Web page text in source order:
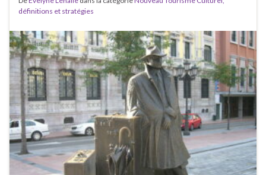
définitions et stratégies